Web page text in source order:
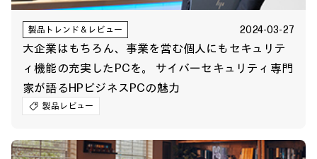
製品トレンド＆レビュー 2024-03-27
大企業はもちろん、事業を営む個人にもセキュリテ
ィ機能の充実したPCを。 サイバーセキュリティ専門
家が語るHPビジネスPCの魅力
製品レビュー